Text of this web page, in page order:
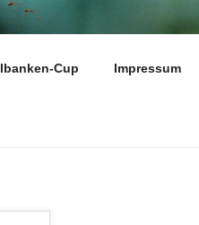
E.V.
Cup Impressum